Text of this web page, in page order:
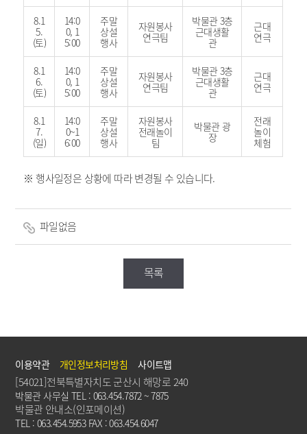
8.1
5.
(토)
14:0
0, 1
5:00
주말
상설
행사
자원봉사
연극팀
박물관 3층
근대생활
관
근대
연극
8.1
6.
(토)
14:0
0, 1
5:00
주말
상설
행사
자원봉사
연극팀
박물관 3층
근대생활
관
근대
연극
8.1
7.
(일)
14:0
0~1
6:00
주말
상설
행사
자원봉사
전래놀이
팀
박물관 광
장
전래
놀이
체험
※ 행사일정은 상황에 따라 변경될 수 있습니다.
파일없음
목록
이용약관 개인정보처리방침 사이트맵
[54021]전북특별자치도 군산시 해망로 240
박물관 사무실 TEL : 063.454.7872 ~ 7875
박물관 안내소(인포메이션)
TEL : 063.454.5953 FAX : 063.454.6047